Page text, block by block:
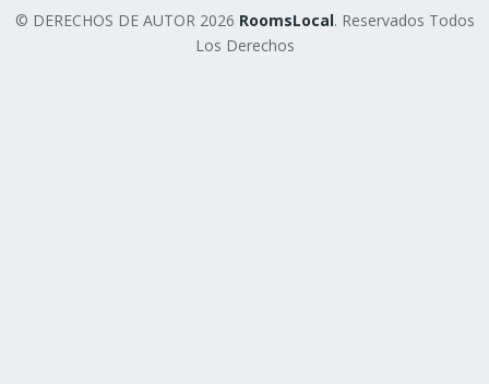
© DERECHOS DE AUTOR 2026 RoomsLocal. Reservados Todos
Los Derechos